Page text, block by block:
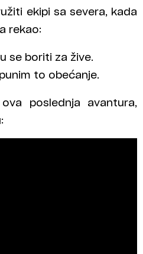
ekipi sa severa, kada
rekao:
se boriti za žive.
to obećanje.
poslednja avantura,